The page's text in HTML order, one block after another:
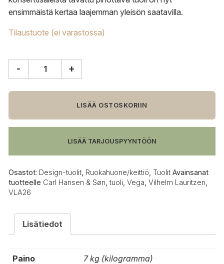
ensimmäistä kertaa laajemman yleisön saatavilla.
Tilaustuote (ei varastossa)
&
VLA26
Vega
tammi
määrä
- +
LISÄÄ OSTOSKORIIN
LISÄÄ TARJOUSPYYNTÖÖN
Osastot: Design-tuolit Ruokahuone/keittiö Tuolit Avainsanat
tuotteelle Carl Hansen & Søn ,tuoli Vega Vilhelm Lauritzen
VLA26
Lisätiedot
Paino 7 kg (kilogramma)